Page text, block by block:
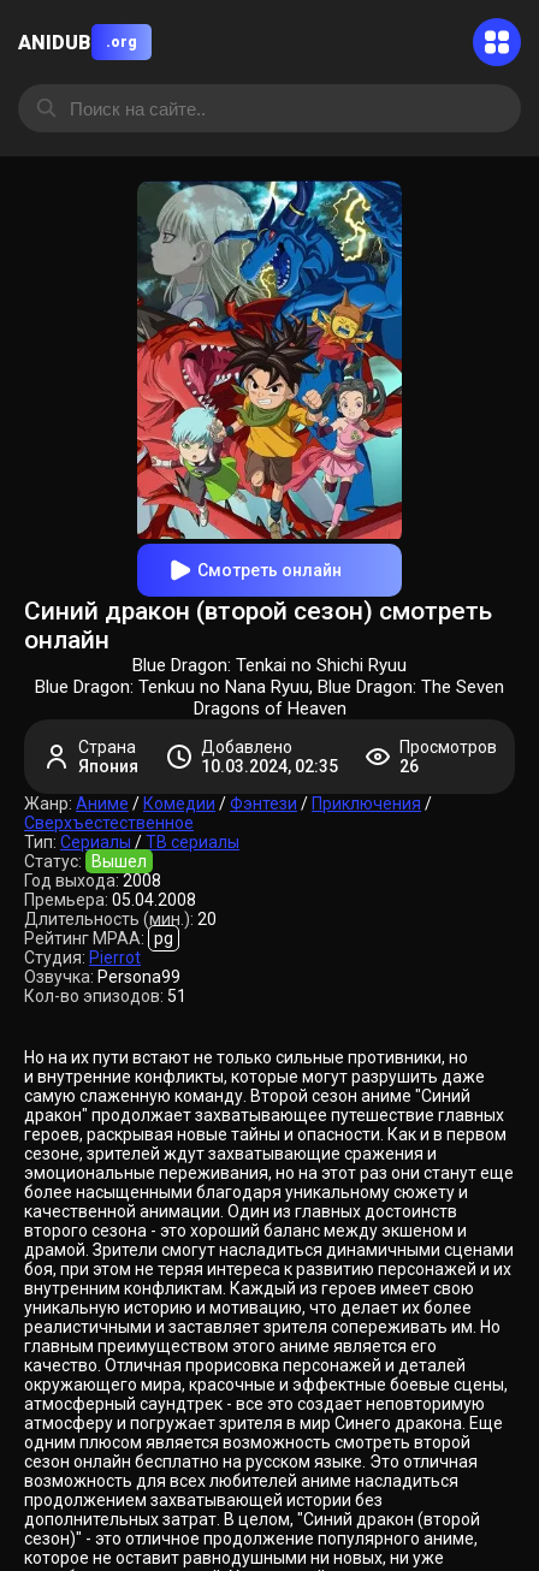
ANIDUB .org
Смотреть онлайн
Синий дракон (второй сезон) смотреть
онлайн
Blue Dragon: Tenkai no Shichi Ryuu
Blue Dragon: Tenkuu no Nana Ryuu, Blue Dragon: The Seven
Dragons of Heaven
Страна
Япония
Добавлено
10.03.2024, 02:35
Просмотров
26
Жанр: Аниме / Комедии /Фэнтези / Приключения /
Сверхъестественное
Тип: Сериалы /ТВ сериалы
Статус:
Вышел
Год выхода: 2008
Премьера: 05.04.2008
Длительность (мин.): 20
Рейтинг MPAA: pg
Студия: Pierrot
Озвучка: Persona99
Кол-во эпизодов: 51
Но на их пути встают не только сильные противники, но
и внутренние конфликты, которые могут разрушить даже
самую слаженную команду. Второй сезон аниме "Синий
дракон" продолжает захватывающее путешествие главных
героев, раскрывая новые тайны и опасности. Как и в первом
сезоне, зрителей ждут захватывающие сражения и
эмоциональные переживания, но на этот раз они станут еще
более насыщенными благодаря уникальному сюжету и
качественной анимации. Один из главных достоинств
второго сезона - это хороший баланс между экшеном и
драмой. Зрители смогут насладиться динамичными сценами
боя, при этом не теряя интереса к развитию персонажей и их
внутренним конфликтам. Каждый из героев имеет свою
уникальную историю и мотивацию, что делает их более
реалистичными и заставляет зрителя сопереживать им. Но
главным преимуществом этого аниме является его
качество. Отличная прорисовка персонажей и деталей
окружающего мира, красочные и эффектные боевые сцены,
атмосферный саундтрек - все это создает неповторимую
атмосферу и погружает зрителя в мир Синего дракона. Еще
одним плюсом является возможность смотреть второй
сезон онлайн бесплатно на русском языке. Это отличная
возможность для всех любителей аниме насладиться
продолжением захватывающей истории без
дополнительных затрат. В целом, "Синий дракон (второй
сезон)" - это отличное продолжение популярного аниме,
которое не оставит равнодушными ни новых, ни уже